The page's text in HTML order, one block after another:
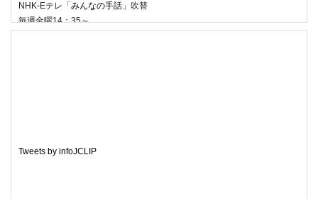
NHK-Eテレ「 みんなの手話 」吹替
毎週金曜14：35～
Tweets by infoJCLIP